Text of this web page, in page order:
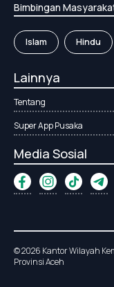
Bimbingan
Islam Hindu
Lainnya
Tentang
Super App Pusaka
Media Sosial
© 2026 Kantor Wilayah
Provinsi Aceh